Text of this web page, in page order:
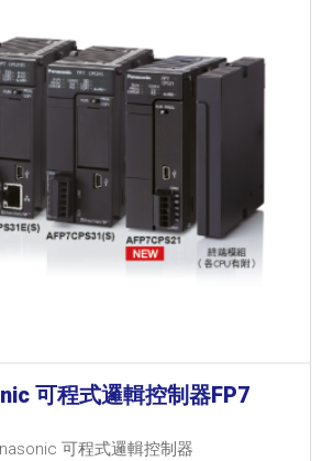
可程式邏輯控制器FP7
可程式邏輯控制器